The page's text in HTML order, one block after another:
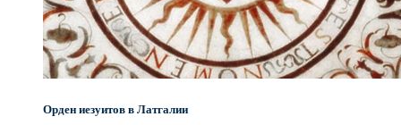
Орден иезуитов в Латгалии